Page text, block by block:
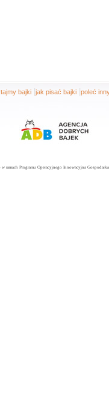
bajki jak pisać bajki poleć
ramach Programu Operacyjnego Innowacyjna